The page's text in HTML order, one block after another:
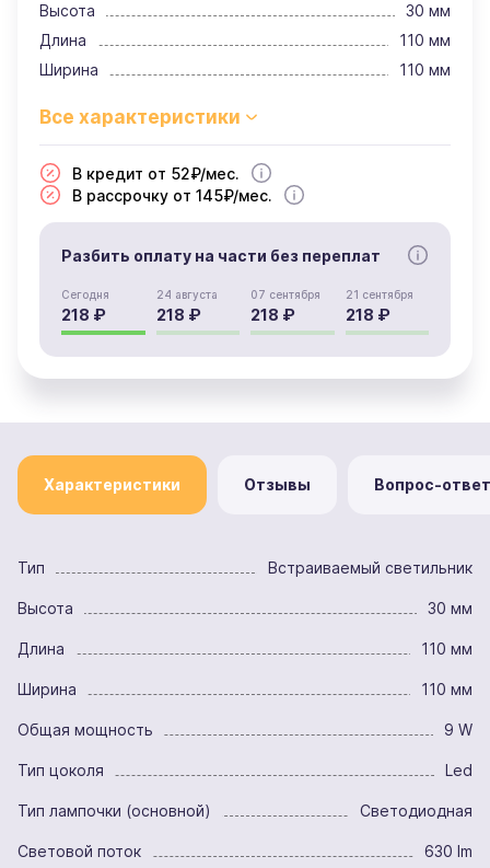
Высота
30 мм
Длина
110 мм
Ширина
110 мм
В кредит от 52₽/мес.
В рассрочку от 145₽/мес.
Разбить оплату на части без переплат
Сегодня
218 ₽
24 августа
218 ₽
07 сентября
218 ₽
21 сентября
218 ₽
Характеристики Отзывы Вопрос-ответ
Тип Встраиваемый светильник
Высота 30 мм
Длина 110 мм
Ширина 110 мм
Общая мощность 9 W
Тип цоколя Led
Тип лампочки (основной) Светодиодная
Световой поток 630 lm